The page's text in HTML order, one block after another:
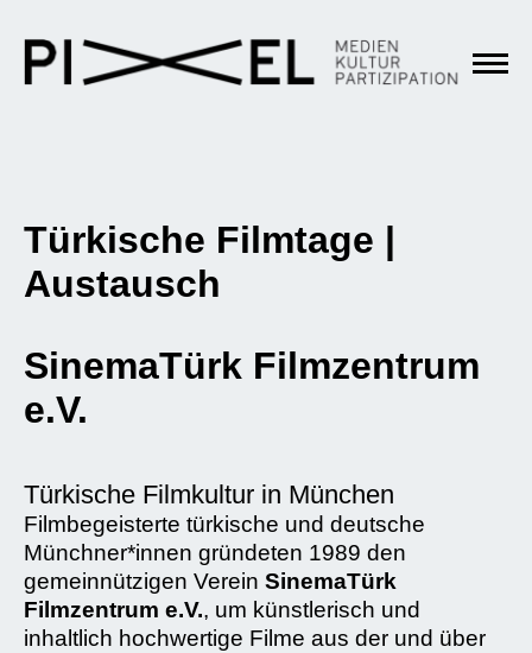
Türkische Filmtage |
Austausch
SinemaTürk Filmzentrum
e.V.
Türkische Filmkultur in München
Filmbegeisterte türkische und deutsche
Münchner*innen gründeten 1989 den
gemeinnützigen Verein SinemaTürk
Filmzentrum e.V., um künstlerisch und
inhaltlich hochwertige Filme aus der und über